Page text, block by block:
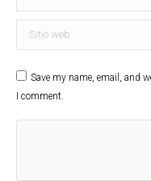
Sitio web
Save my name, email, and
I comment.